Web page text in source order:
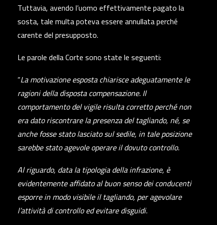
Tuttavia, avendo l’uomo effettivamente pagato la
sosta, tale multa poteva essere annullata perché
carente del presupposto.
Le parole della Corte sono state le seguenti:
“La motivazione esposta chiarisce adeguatamente le
ragioni della disposta compensazione. Il
comportamento del vigile risulta corretto perché non
era dato riscontrare la presenza del tagliando, né, se
anche fosse stato lasciato sul sedile, in tale posizione
sarebbe stato agevole operare il dovuto controllo.
Al riguardo, data la tipologia della infrazione, è
evidentemente affidato al buon senso dei conducenti
esporre in modo visibile il tagliando, per agevolare
l’attività di controllo ed evitare disguidi.